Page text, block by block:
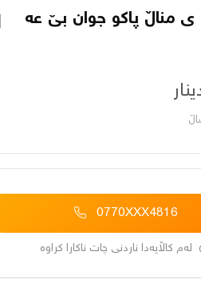
ی مناڵ پاکو جوان بێ عه
0770XXX4816
لەم کاڵایەدا ناردنی چات ناکارا کراوە